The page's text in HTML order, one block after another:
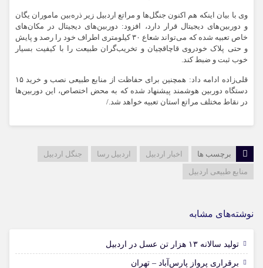
وی با بیان اینکه هم اکنون جنگل‌ها و مراتع اردبیل زیر ذره‌بین ماموران یگان
و دوربین‌های دیجیتال قرار دارد، افزود: دوربین‌های دیجیتال در مکان‌های
خاص تعبیه شده که می‌تواند شعاع ۳۰ کیلومتری اطراف خود را رصد و پایش
و حتی پلاک خودروی قاچاقچیان و تخریب‌گران طبیعت را با کیفیت بسیار
خوب ثبت و ضبط کند.
قلی‌زاده ادامه داد: همچنین برای حفاظت از منابع طبیعی نصب و خرید ۱۵
دستگاه دوربین هوشمند پیشنهاد شده که به محض اختصاص، این دوربین‌ها
در نقاط مختلف مراتع استان تعبیه خواهد شد./
برچسب ها اخبار اردبیل اردبیل رسا
جنگل اردبیل
منابع طبیعی اردبیل
نوشته‌های مشابه
تولید سالانه ۱۳ هزار تن عسل در اردبیل
برقراری پرواز پارس‌آباد – تهران